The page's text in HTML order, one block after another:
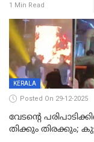
1 Min Read
KERALA
Posted On 29-12-2025
വേടന്റെ
തിക്കും തിരക്കും;